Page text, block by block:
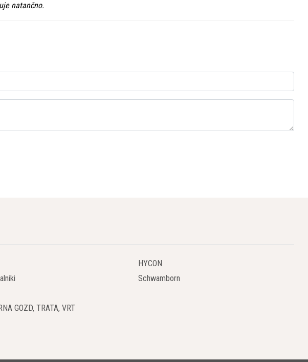
natančno.
GOZD, TRATA, VRT
HYCON
Schwamborn